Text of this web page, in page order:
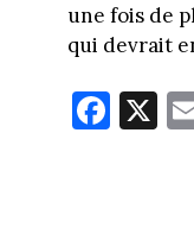
une fois de
qui devrait
Fa
ce
X